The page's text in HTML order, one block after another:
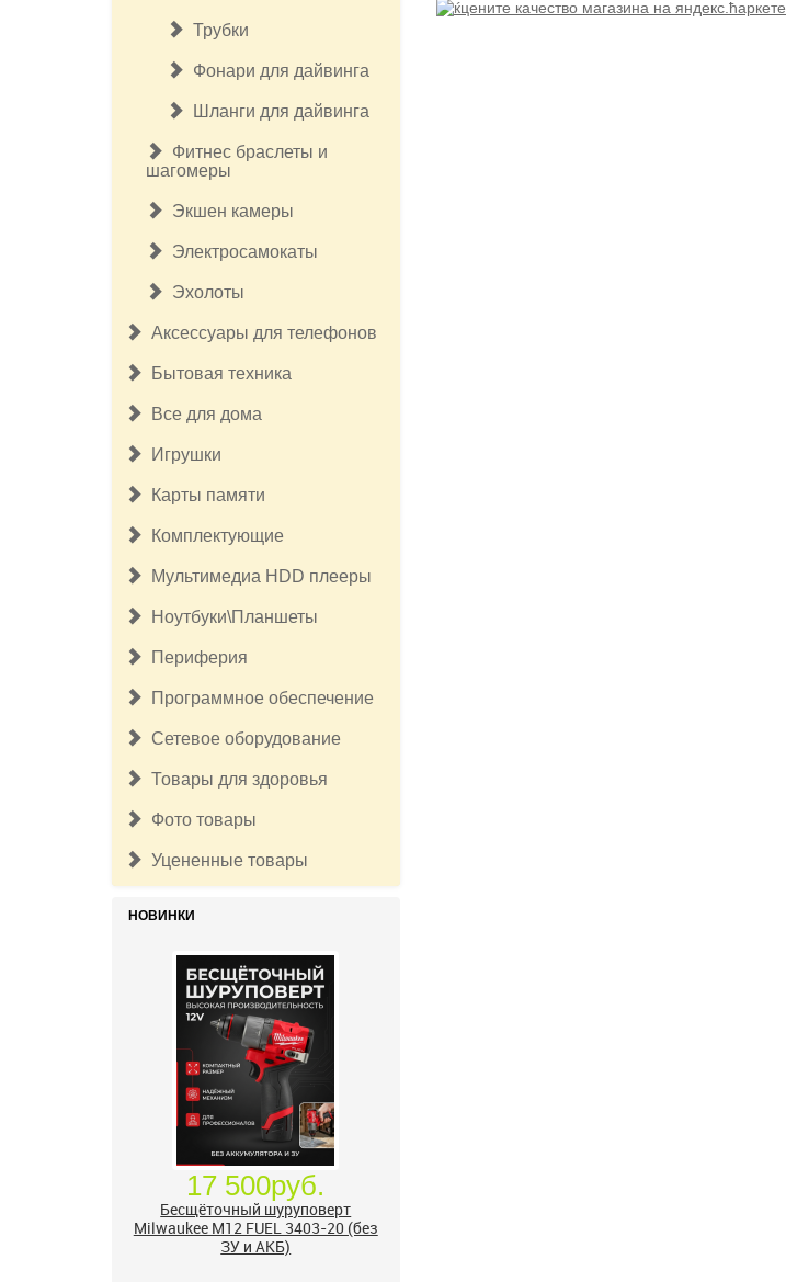
Трубки
Фонари для дайвинга
Шланги для дайвинга
Фитнес браслеты и
шагомеры
Экшен камеры
Электросамокаты
Эхолоты
Аксессуары для телефонов
Бытовая техника
Все для дома
Игрушки
Карты памяти
Комплектующие
Мультимедиа HDD плееры
Ноутбуки\Планшеты
Периферия
Программное обеспечение
Сетевое оборудование
Товары для здоровья
Фото товары
Уцененные товары
НОВИНКИ
17 500руб.
Бесщёточный шуруповерт
Milwaukee M12 FUEL 3403-20 (без
ЗУ и АКБ)